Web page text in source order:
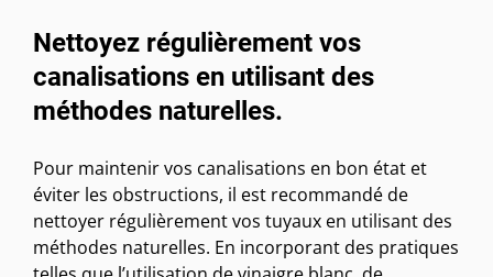
Nettoyez régulièrement vos
canalisations en utilisant des
méthodes naturelles.
Pour maintenir vos canalisations en bon état et
éviter les obstructions, il est recommandé de
nettoyer régulièrement vos tuyaux en utilisant des
méthodes naturelles. En incorporant des pratiques